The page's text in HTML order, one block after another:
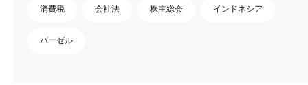
消費税 会社法 株主総会 インドネシア
バーゼル